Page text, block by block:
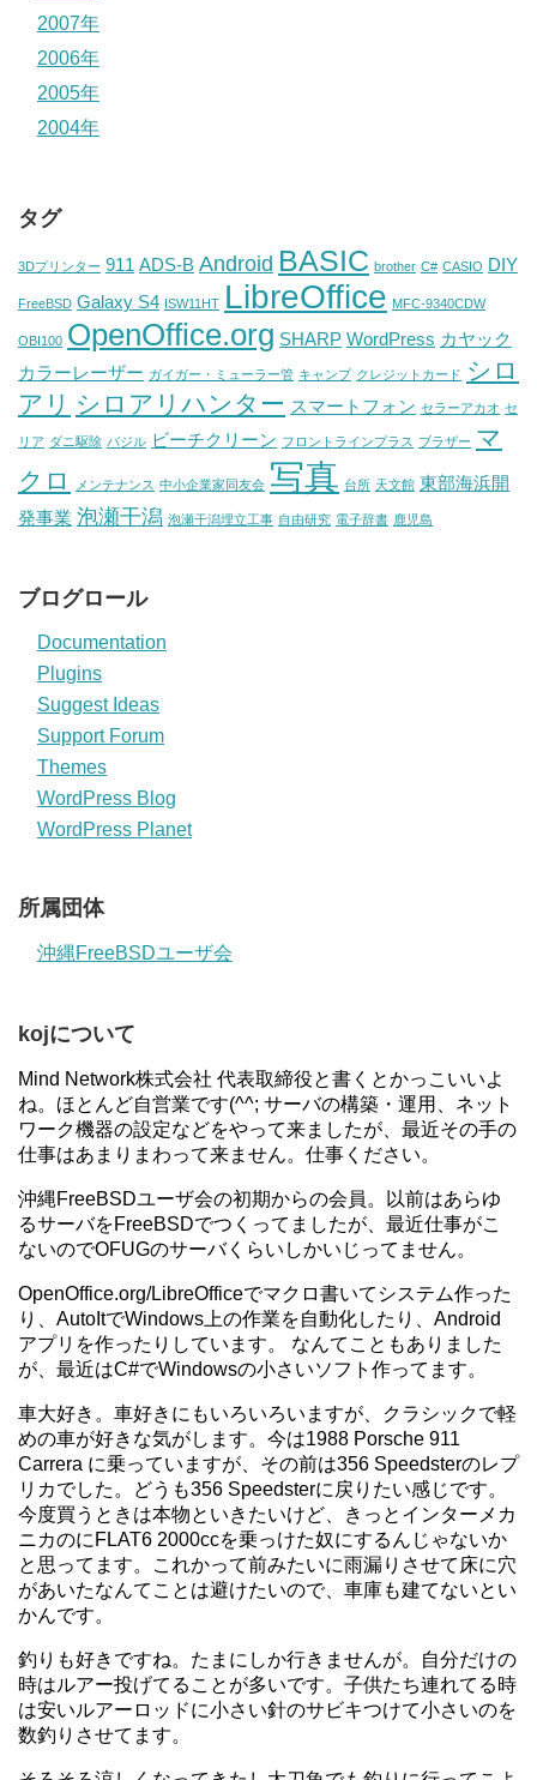
2007年
2006年
2005年
2004年
タグ
3Dプリンター 911 ADS-B Android BASIC brother C# CASIO DIY
FreeBSD Galaxy S4 ISW11HT LibreOffice MFC-9340CDW
OBI100 OpenOffice.org SHARP WordPress カヤック
カラーレーザー ガイガー・ミューラー管 キャンプ クレジットカード シロ
アリ シロアリハンター スマートフォン セラーアカオ セ
リア ダニ駆除 バジル ビーチクリーン フロントラインプラス ブラザー マ
クロ
メンテナンス 中小企業家同友会 写真 台所 天文館 東部海浜開
発事業 泡瀬干潟 泡瀬干潟埋立工事 自由研究 電子辞書 鹿児島
ブログロール
Documentation
Plugins
Suggest Ideas
Support Forum
Themes
WordPress Blog
WordPress Planet
所属団体
沖縄FreeBSDユーザ会
kojについて
Mind Network株式会社 代表取締役と書くとかっこいいよ
ね。ほとんど自営業です(^^; サーバの構築・運用、ネット
ワーク機器の設定などをやって来ましたが、最近その手の
仕事はあまりまわって来ません。仕事ください。
沖縄FreeBSDユーザ会の初期からの会員。以前はあらゆ
るサーバをFreeBSDでつくってましたが、最近仕事がこ
ないのでOFUGのサーバくらいしかいじってません。
OpenOffice.org/LibreOfficeでマクロ書いてシステム作った
り、AutoItでWindows上の作業を自動化したり、Android
アプリを作ったりしています。 なんてこともありました
が、最近はC#でWindowsの小さいソフト作ってます。
車大好き。車好きにもいろいろいますが、クラシックで軽
めの車が好きな気がします。今は1988 Porsche 911
Carrera に乗っていますが、その前は356 Speedsterのレプ
リカでした。どうも356 Speedsterに戻りたい感じです。
今度買うときは本物といきたいけど、きっとインターメカ
ニカのにFLAT6 2000ccを乗っけた奴にするんじゃないか
と思ってます。これかって前みたいに雨漏りさせて床に穴
があいたなんてことは避けたいので、車庫も建てないとい
かんです。
釣りも好きですね。たまにしか行きませんが。自分だけの
時はルアー投げてることが多いです。子供たち連れてる時
は安いルアーロッドに小さい針のサビキつけて小さいのを
数釣りさせてます。